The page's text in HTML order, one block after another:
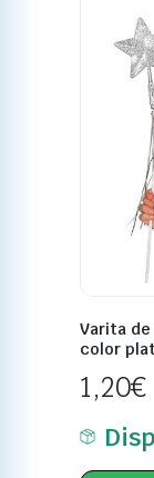
Varita
color
1,20€